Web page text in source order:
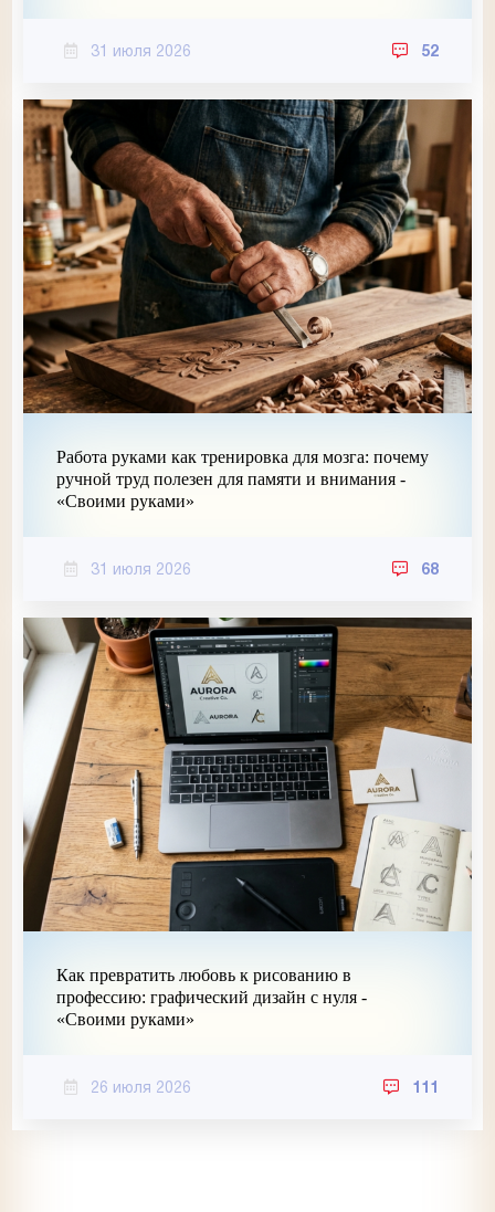
31 июля 2026 52
Работа руками как тренировка для мозга: почему
ручной труд полезен для памяти и внимания -
«Своими руками»
31 июля 2026 68
Как превратить любовь к рисованию в
профессию: графический дизайн с нуля -
«Своими руками»
26 июля 2026 111